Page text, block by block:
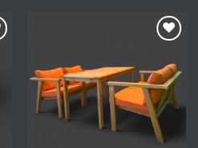
Add My
Favorite